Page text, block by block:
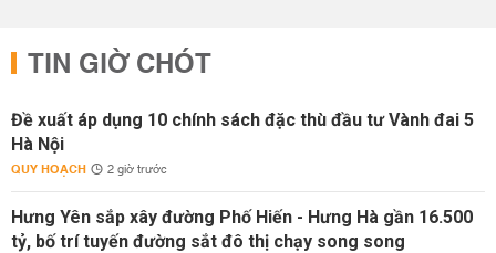
TIN GIỜ CHÓT
Đề xuất áp dụng 10 chính sách đặc thù đầu tư Vành đai 5
Hà Nội
QUY HOẠCH 2 giờ trước
Hưng Yên sắp xây đường Phố Hiến - Hưng Hà gần 16.500
tỷ, bố trí tuyến đường sắt đô thị chạy song song